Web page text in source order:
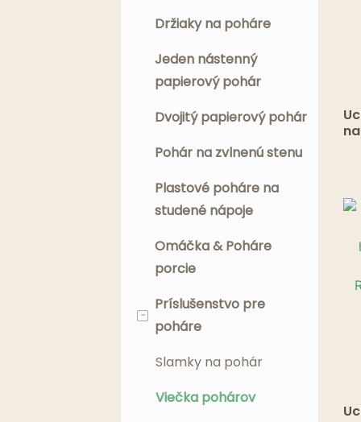
Držiaky na poháre
Jeden nástenný
papierový pohár
Dvojitý papierový pohár
Pohár na zvlnenú stenu
Plastové poháre na
studené nápoje
Omáčka & Poháre
porcie
-
Príslušenstvo pre
poháre
Slamky na pohár
Viečka pohárov